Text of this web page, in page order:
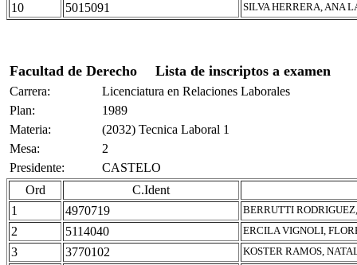
10 5015091 SILVA HERRERA, ANA
Facultad de Derecho Lista de inscriptos a examen
Carrera:
Licenciatura en Relaciones Laborales
Plan:
1989
Materia:
(2032) Tecnica Laboral 1
Mesa:
2
Presidente:
CASTELO
Ord
C.Ident
1
4970719 BERRUTTI
2 5114040 ERCILA VIGNOLI,
3 3770102 KOSTER RAMOS,